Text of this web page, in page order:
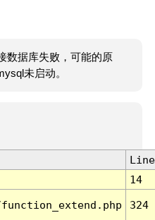
数据库失败，可能的原
未启动。
Line
14
324